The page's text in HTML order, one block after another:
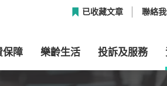
已收藏文章 聯絡
保障 樂齡生活 投訴及服務